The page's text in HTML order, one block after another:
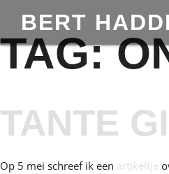
BERT
TAG:
TANTE
Op 5 mei schreef ik een artikeltje